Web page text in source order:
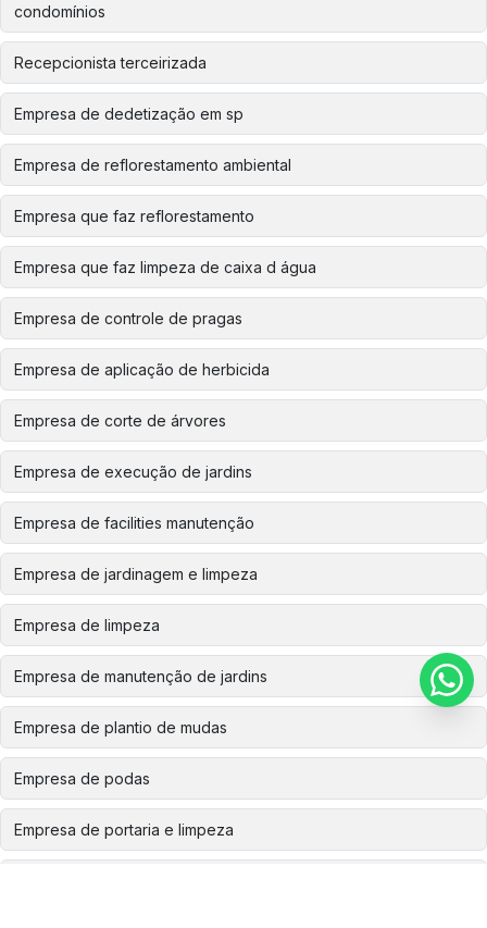
condomínios
Recepcionista terceirizada
Empresa de dedetização em sp
Empresa de reflorestamento ambiental
Empresa que faz reflorestamento
Empresa que faz limpeza de caixa d água
Empresa de controle de pragas
Empresa de aplicação de herbicida
Empresa de corte de árvores
Empresa de execução de jardins
Empresa de facilities manutenção
Empresa de jardinagem e limpeza
Empresa de limpeza
Empresa de manutenção de jardins
Empresa de plantio de mudas
Empresa de podas
Empresa de portaria e limpeza